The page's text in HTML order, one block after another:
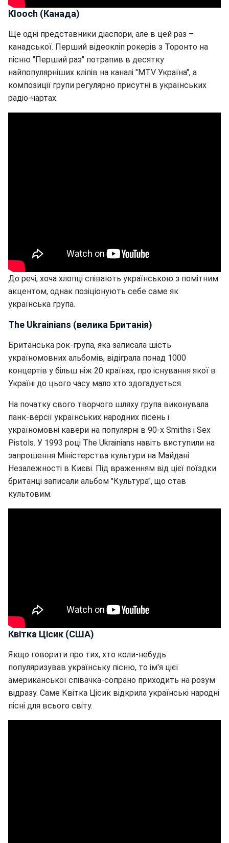
Klooch (Канада)
Ще одні представники діаспори, але в цей раз –
канадської. Перший відеокліп рокерів з Торонто на
пісню "Перший раз" потрапив в десятку
найпопулярніших кліпів на каналі "MTV Україна", а
композиції групи регулярно присутні в українських
радіо-чартах.
До речі, хоча хлопці співають українською з помітним
акцентом, однак позіціонують себе саме як
українська група.
The Ukrainians (велика Британія)
Британська рок-група, яка записала шість
україномовних альбомів, відіграла понад 1000
концертів у більш ніж 20 країнах, про існування якої в
Україні до цього часу мало хто здогадується.
На початку свого творчого шляху група виконувала
панк-версії українських народних пісень і
україномовні кавери на популярні в 90-х Smiths i Sex
Pistols. У 1993 році The Ukrainians навіть виступили на
запрошення Міністерства культури на Майдані
Незалежності в Києві. Під враженням від цієї поїздки
британці записали альбом "Культура", що став
культовим.
Квітка Цісик (США)
Якщо говорити про тих, хто коли-небудь
популяризував українську пісню, то ім'я цієї
американської співачка-сопрано приходить на розум
відразу. Саме Квітка Цісик відкрила українські народні
пісні для всього світу.